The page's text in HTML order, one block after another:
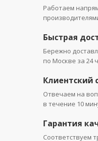
Работаем
Быстрая
Бережно
по Москве за 24
Клиентский
Отвечаем на
в течение 10
Гарантия
Соответствуем